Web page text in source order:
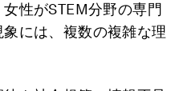
性がSTEM分野の専門
には、複数の複雑な理